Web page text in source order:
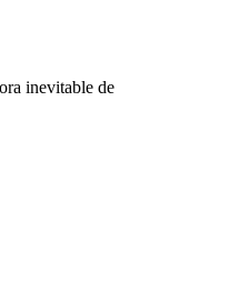
inevitable de